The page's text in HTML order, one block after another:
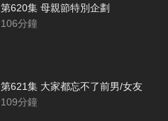
第620集 母親節特別企劃
106分鐘
第621集 大家都忘不了前男/女友
109分鐘